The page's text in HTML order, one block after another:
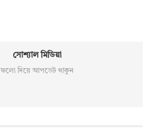
সোশ্যাল মিডিয়া
ফলো দিয়ে আপডেট থাকুন